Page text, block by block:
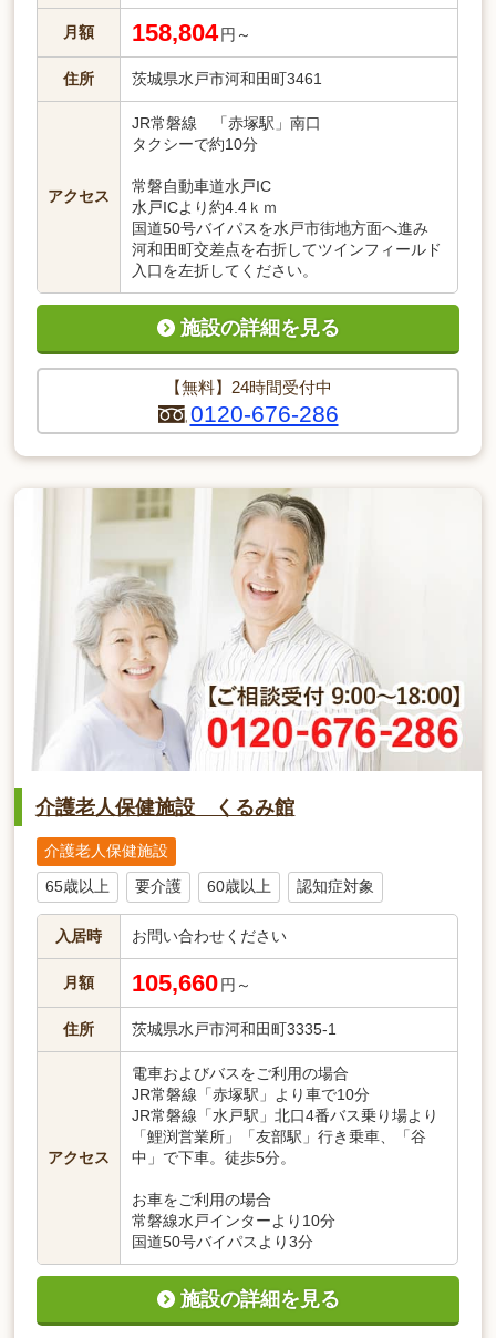
月額 158,804 円～
住所 茨城県水戸市河和田町3461
アクセス
JR常磐線 「赤塚駅」南口
タクシーで約10分
常磐自動車道水戸IC
水戸ICより約4.4ｋｍ
国道50号バイパスを水戸市街地方面へ進み
河和田町交差点を右折してツインフィールド
入口を左折してください。
【無料】24時間受付中
0120-676-286
施設の詳細を見る
介護老人保健施設 くるみ館
介護老人保健施設
65歳以上 要介護 60歳以上 認知症対象
入居時 お問い合わせください
月額 105,660 円～
住所 茨城県水戸市河和田町3335-1
アクセス
電車およびバスをご利用の場合
JR常磐線「赤塚駅」より車で10分
JR常磐線「水戸駅」北口4番バス乗り場より
「鯉渕営業所」「友部駅」行き乗車、「谷
中」で下車。徒歩5分。
お車をご利用の場合
常磐線水戸インターより10分
国道50号バイパスより3分
施設の詳細を見る